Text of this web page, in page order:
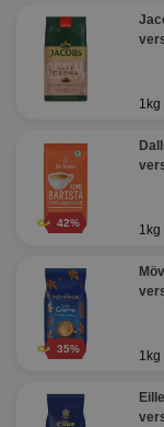
1kg
42% 1kg
35% 1kg